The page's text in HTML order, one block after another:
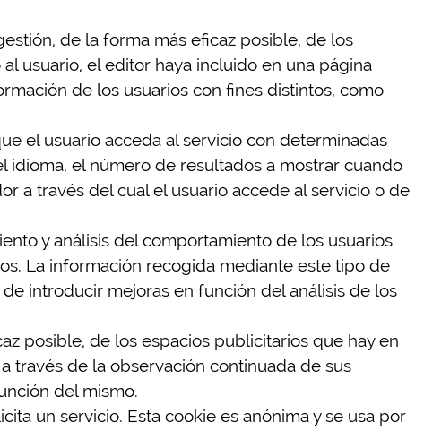
de la forma más eficaz posible, de los
usuario, el editor haya incluido en una página
de los usuarios con fines distintos, como
el usuario acceda al servicio con determinadas
el número de resultados a mostrar cuando
a través del cual el usuario accede al servicio o de
y análisis del comportamiento de los usuarios
La información recogida mediante este tipo de
introducir mejoras en función del análisis de los
posible, de los espacios publicitarios que hay en
través de la observación continuada de sus
del mismo.
un servicio. Esta cookie es anónima y se usa por